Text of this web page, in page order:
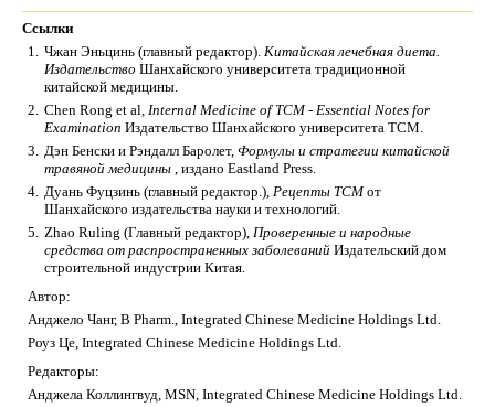
Ссылки
1.
Чжан Эньцинь (главный редактор). Китайская лечебная диета.
Издательство Шанхайского университета традиционной
китайской медицины.
2. Chen Rong et al, Internal Medicine of TCM - Essential Notes for
Examination Издательство Шанхайского университета TCM.
3.
Дэн Бенски и Рэндалл Баролет, Формулы и стратегии китайской
травяной медицины , издано Eastland Press.
4. Дуань Фуцзинь (главный редактор.), Рецепты TCMот
Шанхайского издательства науки и технологий.
5.
Zhao Ruling (Главный редактор), Проверенные и народные
средства от распространенных заболеваний Издательский дом
строительной индустрии Китая.
Автор:
Анджело Чанг, B Pharm., Integrated Chinese Medicine Holdings Ltd.
Роуз Це, Integrated Chinese Medicine Holdings Ltd.
Редакторы:
Анджела Коллингвуд, MSN, Integrated Chinese Medicine Holdings Ltd.